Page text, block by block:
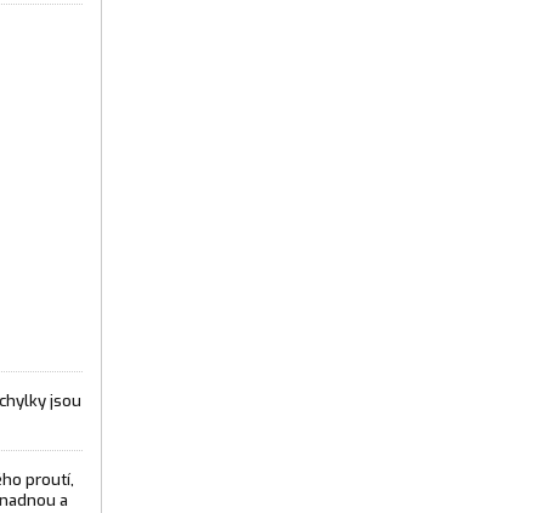
jsou
proutí,
a